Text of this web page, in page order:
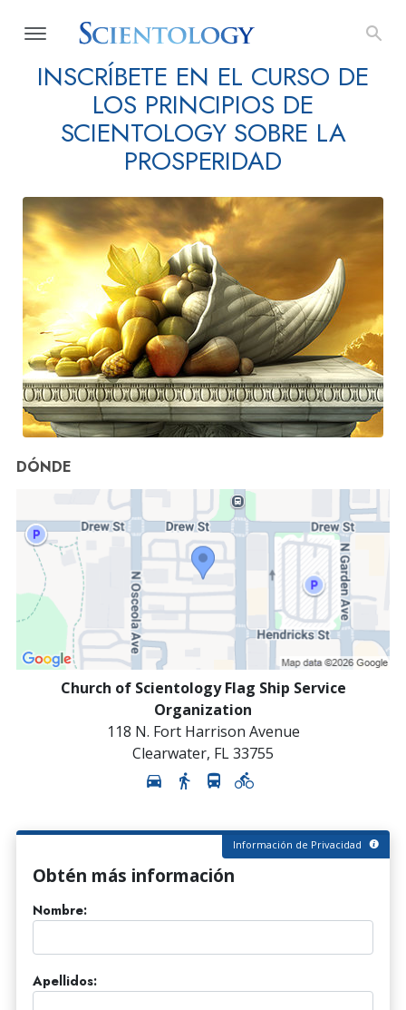
INSCRÍBETE EN EL CURSO DE
LOS PRINCIPIOS DE
SCIENTOLOGY SOBRE LA
PROSPERIDAD
DÓNDE
Church of Scientology Flag Ship Service
Organization
118 N. Fort Harrison Avenue
Clearwater, FL33755
Información de Privacidad
Obtén más información
Nombre:
Apellidos: